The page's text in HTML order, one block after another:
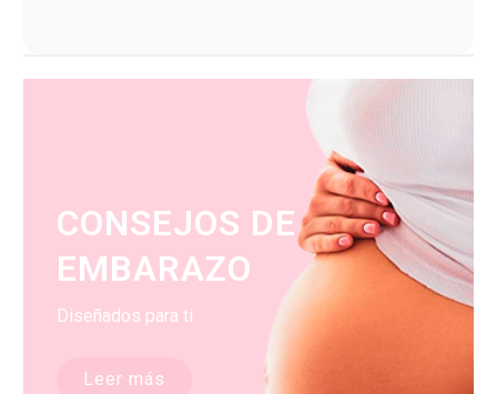
CONSEJOS DE
EMBARAZO
Diseñados para ti
Leer más